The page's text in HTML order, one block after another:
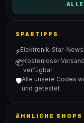
SPARTIPPS
⚡Elektronik-Star-
📦Kostenloser
verfügbar
🛡️Alle unsere Codes
und getestet
ÄHNLICHE SHOPS